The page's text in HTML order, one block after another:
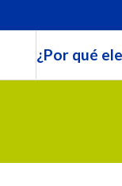
¿Por qué